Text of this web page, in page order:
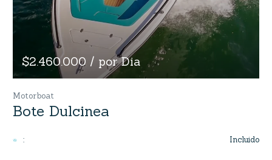
$2.460.000 / por Dia
Motorboat
Bote Dulcinea
: Incluido